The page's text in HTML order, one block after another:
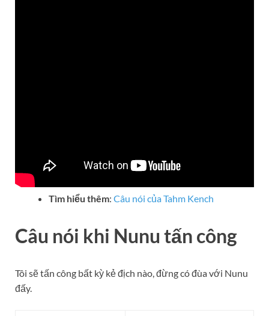
Tìm hiểu thêm: Câu nói của Tahm Kench
Câu nói khi Nunu tấn công
Tôi sẽ tấn công bất kỳ kẻ địch nào, đừng có đùa với Nunu
đấy.